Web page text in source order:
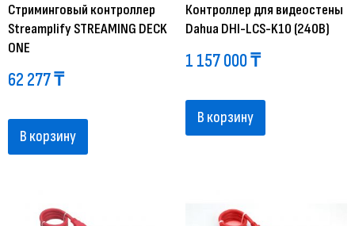
Стриминговый контроллер
Streamplify STREAMING DECK
ONE
62 277₸
В корзину
Контроллер для видеостены
Dahua DHI-LCS-K10 (240В)
1 157 000₸
В корзину